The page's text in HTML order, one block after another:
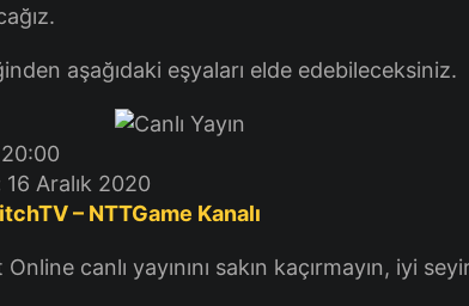
aşağıdaki eşyaları elde edebileceksiniz.
20:00
16 Aralık 2020
– NTTGame Kanalı
canlı yayınını sakın kaçırmayın, iyi